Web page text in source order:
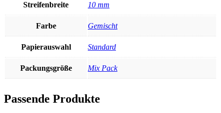
Streifenbreite 10 mm
Farbe Gemischt
Papierauswahl Standard
Packungsgröße Mix Pack
Passende Produkte